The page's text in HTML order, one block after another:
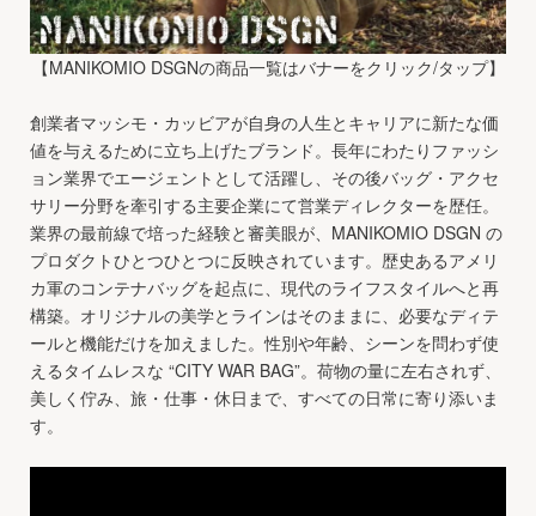
【MANIKOMIO DSGNの商品一覧はバナーをクリック/タップ】
創業者マッシモ・カッビアが自身の人生とキャリアに新たな価
値を与えるために立ち上げたブランド。長年にわたりファッシ
ョン業界でエージェントとして活躍し、その後バッグ・アクセ
サリー分野を牽引する主要企業にて営業ディレクターを歴任。
業界の最前線で培った経験と審美眼が、MANIKOMIO DSGN の
プロダクトひとつひとつに反映されています。歴史あるアメリ
カ軍のコンテナバッグを起点に、現代のライフスタイルへと再
構築。オリジナルの美学とラインはそのままに、必要なディテ
ールと機能だけを加えました。性別や年齢、シーンを問わず使
えるタイムレスな “CITY WAR BAG”。荷物の量に左右されず、
美しく佇み、旅・仕事・休日まで、すべての日常に寄り添いま
す。